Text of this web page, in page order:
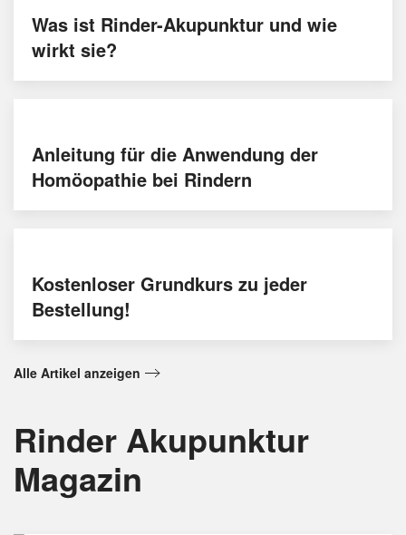
Was ist Rinder-Akupunktur und wie
wirkt sie?
Anleitung für die Anwendung der
Homöopathie bei Rindern
Kostenloser Grundkurs zu jeder
Bestellung!
Alle Artikel anzeigen
Rinder Akupunktur
Magazin